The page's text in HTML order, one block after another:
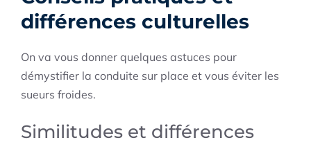
différences culturelles
On va vous donner quelques astuces pour
démystifier la conduite sur place et vous éviter les
sueurs froides.
Similitudes et différences